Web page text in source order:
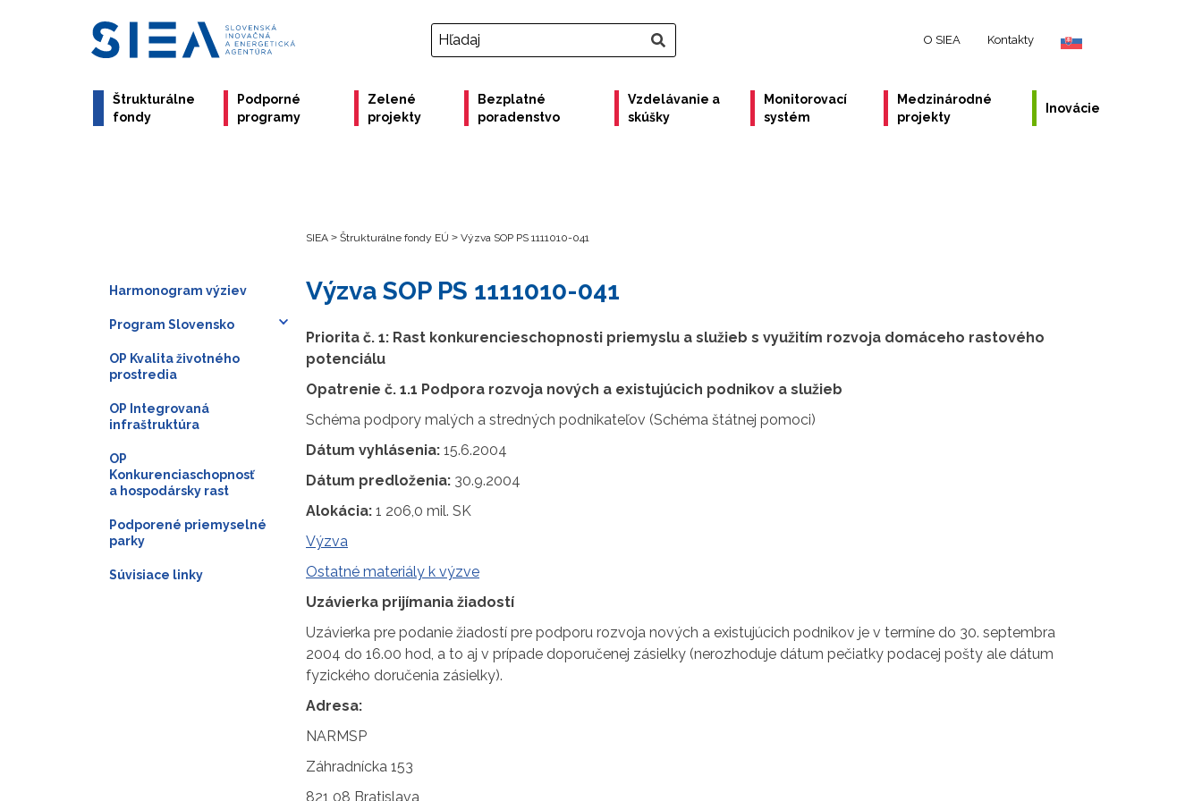
O SIEA Kontakty
Štrukturálne
fondy
Podporné
programy
Zelené
projekty
Bezplatné
poradenstvo
Vzdelávanie a
skúšky
Monitorovací
systém
Medzinárodné
projekty
Inovácie
SIEA > Štrukturálne fondy EÚ > Výzva SOP PS 1111010-041
Výzva SOP PS 1111010-041
Priorita č. 1: Rast konkurencieschopnosti priemyslu a služieb s využitím rozvoja domáceho rastového
potenciálu
Opatrenie č. 1.1 Podpora rozvoja nových a existujúcich podnikov a služieb
Schéma podpory malých a stredných podnikateľov (Schéma štátnej pomoci)
Dátum vyhlásenia: 15.6.2004
Dátum predloženia: 30.9.2004
Alokácia: 1 206,0 mil. SK
Výzva
Ostatné materiály k výzve
Uzávierka prijímania žiadostí
Uzávierka pre podanie žiadostí pre podporu rozvoja nových a existujúcich podnikov je v termíne do 30. septembra
2004 do 16.00 hod, a to aj v prípade doporučenej zásielky (nerozhoduje dátum pečiatky podacej pošty ale dátum
fyzického doručenia zásielky).
Adresa:
NARMSP
Záhradnícka 153
821 08 Bratislava
Harmonogram výziev
Program Slovensko
OP Kvalita životného
prostredia
OP Integrovaná
infraštruktúra
OP
Konkurenciaschopnosť
a hospodársky rast
Podporené priemyselné
parky
Súvisiace linky